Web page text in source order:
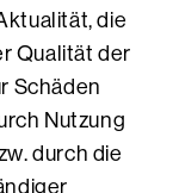
die
Qualität der
Schäden
Nutzung
durch die